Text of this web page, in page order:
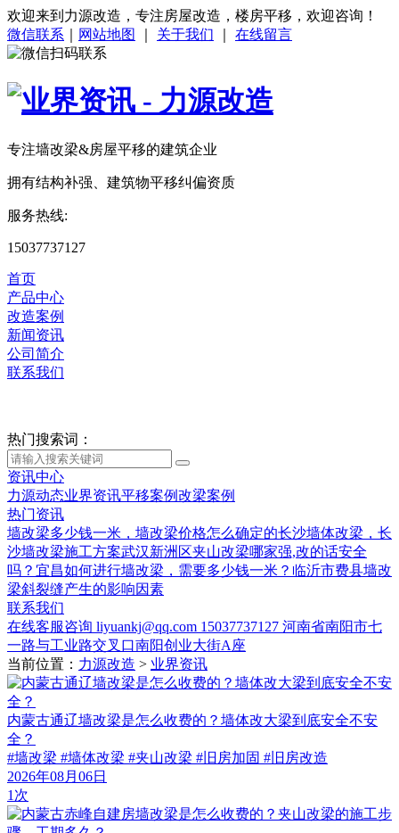
欢迎来到力源改造，专注房屋改造，楼房平移，欢迎咨询！
微信联系
网站地图 关于我们 在线留言
专注墙改梁&房屋平移的建筑企业
拥有结构补强、建筑物平移纠偏资质
服务热线:
15037737127
首页
产品中心
改造案例
新闻资讯
公司简介
联系我们
热门搜索词：
资讯中心
力源动态业界资讯平移案例改梁案例
热门资讯
墙改梁多少钱一米，墙改梁价格怎么确定的长沙墙体改梁，长
沙墙改梁施工方案武汉新洲区夹山改梁哪家强,改的话安全
吗？ 宜昌如何进行墙改梁，需要多少钱一米？ 临沂市费县墙改
梁斜裂缝产生的影响因素
联系我们
在线客服咨询 liyuankj@qq.com 15037737127 河南省南阳市七
一路与工业路交叉口南阳创业大街A座
当前位置： 力源改造 > 业界资讯
内蒙古通辽墙改梁是怎么收费的？墙体改大梁到底安全不安
全？
#墙改梁 #墙体改梁 #夹山改梁 #旧房加固 #旧房改造
2026年08月06日
1次